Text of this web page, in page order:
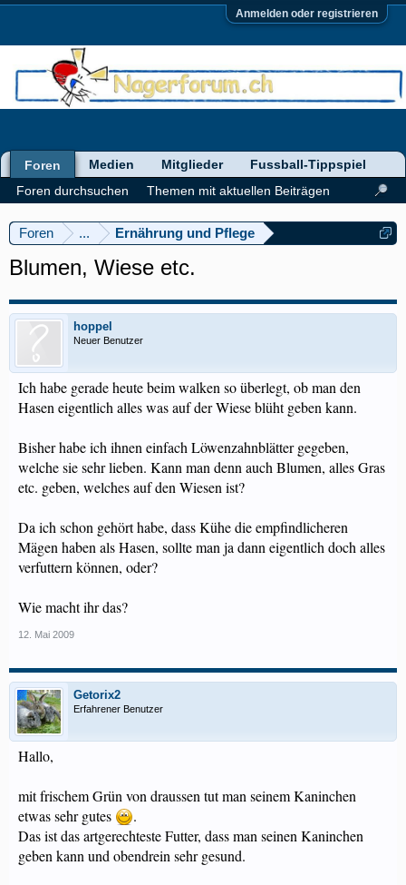
Anmelden oder registrieren
Foren ... Ernährung und Pflege
Blumen, Wiese etc.
hoppel
Neuer Benutzer
Ich habe gerade heute beim walken so überlegt, ob man den
Hasen eigentlich alles was auf der Wiese blüht geben kann.
Bisher habe ich ihnen einfach Löwenzahnblätter gegeben,
welche sie sehr lieben. Kann man denn auch Blumen, alles Gras
etc. geben, welches auf den Wiesen ist?
Da ich schon gehört habe, dass Kühe die empfindlicheren
Mägen haben als Hasen, sollte man ja dann eigentlich doch alles
verfuttern können, oder?
Wie macht ihr das?
12. Mai 2009
Getorix2
Erfahrener Benutzer
Hallo,
mit frischem Grün von draussen tut man seinem Kaninchen
etwas sehr gutes
.
Das ist das artgerechteste Futter, dass man seinen Kaninchen
geben kann und obendrein sehr gesund.
Foren
Foren durchsuchen
Themen mit aktuellen Beiträgen
Medien Mitglieder Fussball-Tippspiel